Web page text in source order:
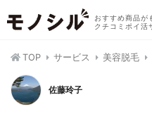
おすすめ商品が
クチコミポイ活
TOP サービス 美容脱毛
佐藤玲子